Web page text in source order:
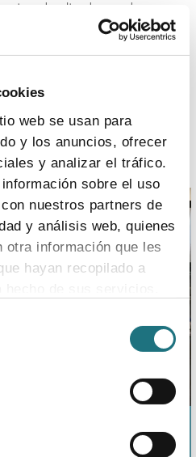
web se usan para
y los anuncios, ofrecer
y analizar el tráfico.
sobre el uso
nuestros partners de
y análisis web, quienes
otra información que les
hayan recopilado a
acceder a nuestra
Española de
de fármacos
frente a la pandemia,
de incautación de
países por la vía del estado